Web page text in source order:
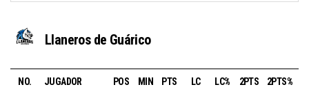
Llaneros de Guárico
NO. JUGADOR POS MIN PTS LC LC% 2PTS 2PTS%